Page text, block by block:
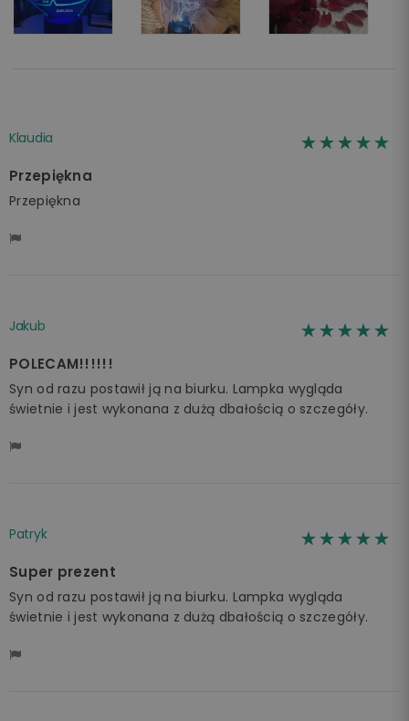
Klaudia ☆☆☆☆☆
★★★★★
Przepiękna
Przepiękna
Jakub ☆☆☆☆☆
★★★★★
POLECAM!!!!!!
Syn od razu postawił ją na biurku. Lampka wygląda
świetnie i jest wykonana z dużą dbałością o szczegóły.
Patryk ☆☆☆☆☆
★★★★★
Super prezent
Syn od razu postawił ją na biurku. Lampka wygląda
świetnie i jest wykonana z dużą dbałością o szczegóły.